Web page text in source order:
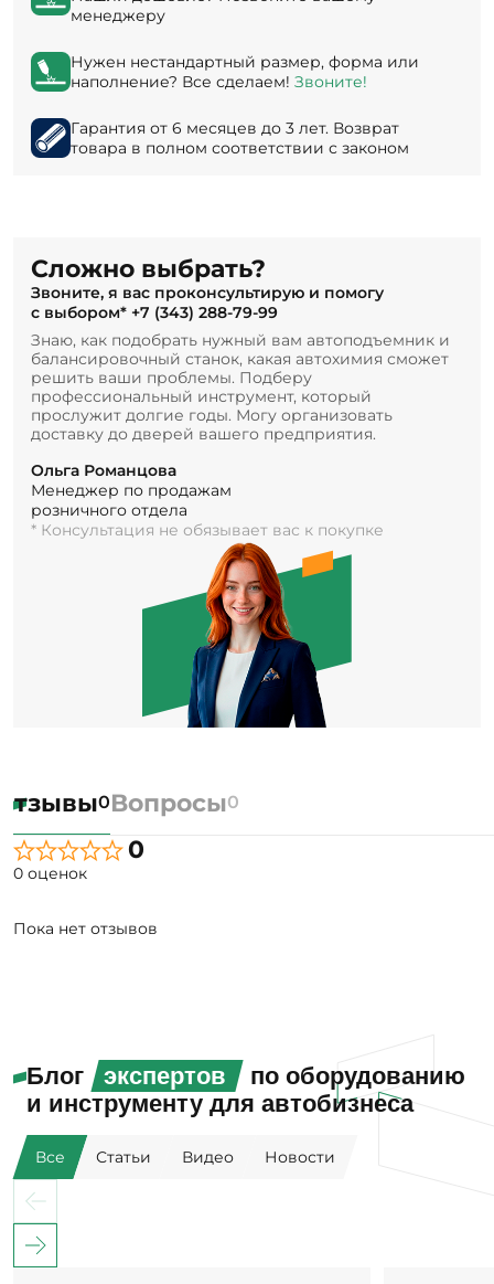
менеджеру
Нужен нестандартный размер, форма или
наполнение? Все сделаем! Звоните!
Гарантия от 6 месяцев до 3 лет. Возврат
товара в полном соответствии с законом
Сложно выбрать?
Звоните, я вас проконсультирую и помогу
с выбором* +7 (343) 288-79-99
Знаю, как подобрать нужный вам автоподъемник и
балансировочный станок, какая автохимия сможет
решить ваши проблемы. Подберу
профессиональный инструмент, который
прослужит долгие годы. Могу организовать
доставку до дверей вашего предприятия.
Ольга Романцова
Менеджер по продажам
розничного отдела
* Консультация не обязывает вас к покупке
0Вопросы0
0
0 оценок
Пока нет отзывов
Блог экспертов
по оборудованию
и инструменту для автобизнеса
Все Статьи Видео Новости